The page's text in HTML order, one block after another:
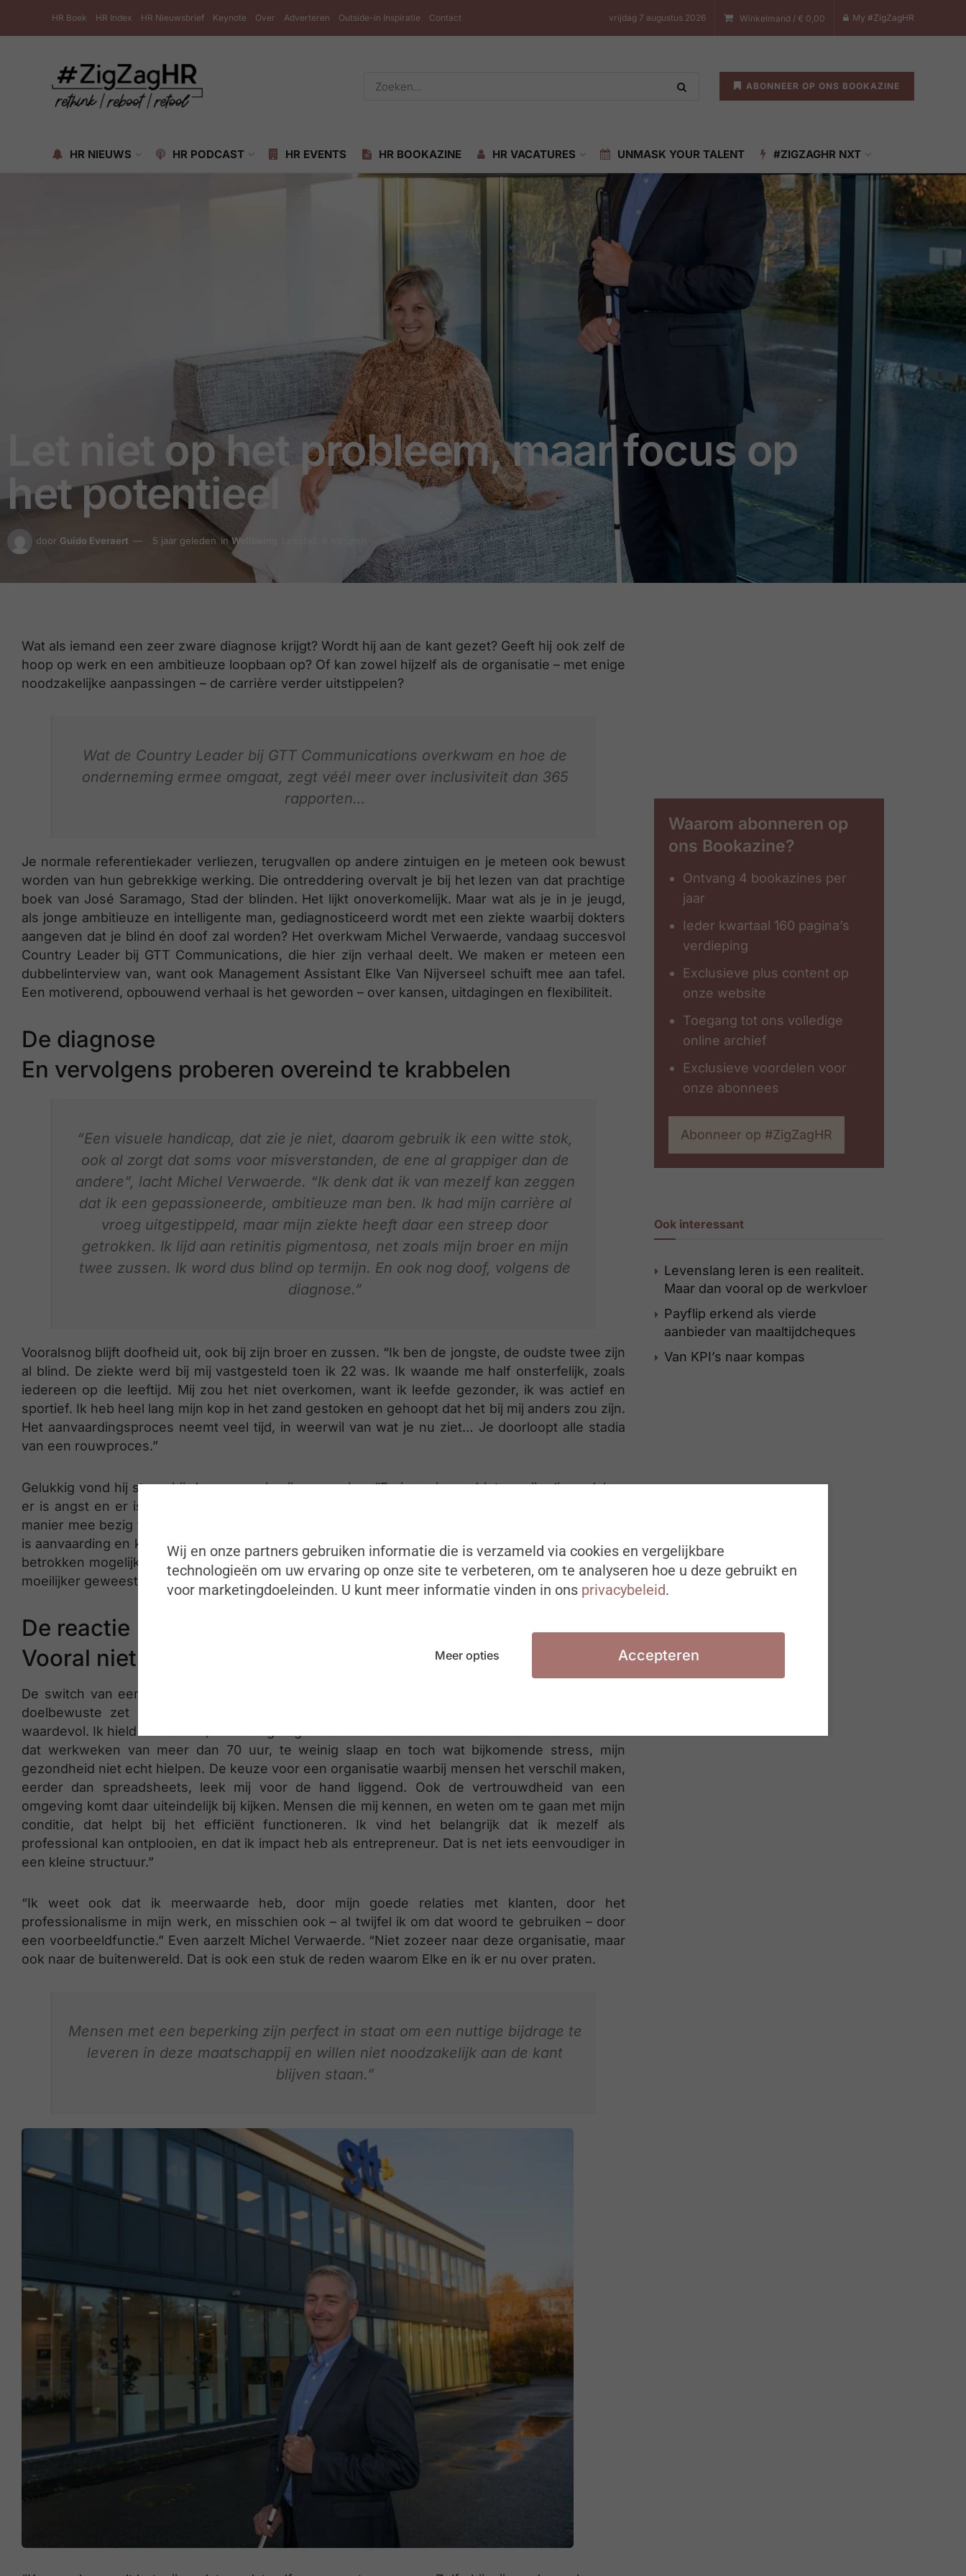
HR Boek HR Index HR Nieuwsbrief Keynote Over Adverteren Outside-in Inspiratie Contact vrijdag 7 augustus 2026 Winkelmand / € 0,00 My #ZigZagHR
ABONNEER OP ONS BOOKAZINE
HR NIEUWS HR PODCAST HR EVENTS HR BOOKAZINE HR VACATURES UNMASK YOUR TALENT #ZIGZAGHR NXT
Let niet op het probleem, maar focus op
het potentieel
door Guido Everaert 5 jaar geleden in Wellbeing
Wat als iemand een zeer zware diagnose krijgt? Wordt hij aan de kant gezet? Geeft hij ook zelf de
hoop op werk en een ambitieuze loopbaan op? Of kan zowel hijzelf als de organisatie – met enige
noodzakelijke aanpassingen – de carrière verder uitstippelen?
Wat de Country Leader bij GTT Communications overkwam en hoe de
onderneming ermee omgaat, zegt véél meer over inclusiviteit dan 365
rapporten…
Je normale referentiekader verliezen, terugvallen op andere zintuigen en je meteen ook bewust
worden van hun gebrekkige werking. Die ontreddering overvalt je bij het lezen van dat prachtige
boek van José Saramago, Stad der blinden. Het lijkt onoverkomelijk. Maar wat als je in je jeugd,
als jonge ambitieuze en intelligente man, gediagnosticeerd wordt met een ziekte waarbij dokters
aangeven dat je blind én doof zal worden? Het overkwam Michel Verwaerde, vandaag succesvol
Country Leader bij GTT Communications, die hier zijn verhaal deelt. We maken er meteen een
dubbelinterview van, want ook Management Assistant Elke Van Nijverseel schuift mee aan tafel.
Een motiverend, opbouwend verhaal is het geworden – over kansen, uitdagingen en flexibiliteit.
De diagnose
En vervolgens proberen overeind te krabbelen
“Een visuele handicap, dat zie je niet, daarom gebruik ik een witte stok,
ook al zorgt dat soms voor misverstanden, de ene al grappiger dan de
andere”, lacht Michel Verwaerde. “Ik denk dat ik van mezelf kan zeggen
dat ik een gepassioneerde, ambitieuze man ben. Ik had mijn carrière al
vroeg uitgestippeld, maar mijn ziekte heeft daar een streep door
getrokken. Ik lijd aan retinitis pigmentosa, net zoals mijn broer en mijn
twee zussen. Ik word dus blind op termijn. En ook nog doof, volgens de
diagnose.”
Vooralsnog blijft doofheid uit, ook bij zijn broer en zussen. “Ik ben de jongste, de oudste twee zijn
al blind. De ziekte werd bij mij vastgesteld toen ik 22 was. Ik waande me half onsterfelijk, zoals
iedereen op die leeftijd. Mij zou het niet overkomen, want ik leefde gezonder, ik was actief en
sportief. Ik heb heel lang mijn kop in het zand gestoken en gehoopt dat het bij mij anders zou zijn.
Het aanvaardingsproces neemt veel tijd, in weerwil van wat je nu ziet… Je doorloopt alle stadia
van een rouwproces.”
Gelukkig vond hij steun bij de mensen in zijn omgeving. “En ja, er is verdriet, er zijn diepe dalen,
er is angst en er is ook een soort boosheid. Maar het ligt niet in mijn aard om daar lang op die
manier mee bezig te zijn. De meest constructieve houding – en dat geldt voor alles in het leven –
is aanvaarding en kijken hoe je zoiets kan inpassen in je leven, om toch nog zo actief mogelijk, zo
betrokken mogelijk verder te gaan. Maar zonder mijn echtgenote en de mensen rond mij zou dat
moeilijker geweest zijn.”
De reactie
Vooral niet aan de kant gaan staan
De switch van een internationale carrière bij Deutsche Telekom naar een lokale entiteit is een
doelbewuste zet geweest in zijn loopbaan. “Voor mij was die internationale dimensie zeer
waardevol. Ik hield van reizen, ik kwam graag in contact met andere culturen. Maar ik besefte ook
dat werkweken van meer dan 70 uur, te weinig slaap en toch wat bijkomende stress, mijn
gezondheid niet echt hielpen. De keuze voor een organisatie waarbij mensen het verschil maken,
eerder dan spreadsheets, leek mij voor de hand liggend. Ook de vertrouwdheid van een
omgeving komt daar uiteindelijk bij kijken. Mensen die mij kennen, en weten om te gaan met mijn
conditie, dat helpt bij het efficiënt functioneren. Ik vind het belangrijk dat ik mezelf als
professional kan ontplooien, en dat ik impact heb als entrepreneur. Dat is net iets eenvoudiger in
een kleine structuur.”
“Ik weet ook dat ik meerwaarde heb, door mijn goede relaties met klanten, door het
professionalisme in mijn werk, en misschien ook – al twijfel ik om dat woord te gebruiken – door
een voorbeeldfunctie.” Even aarzelt Michel Verwaerde. “Niet zozeer naar deze organisatie, maar
ook naar de buitenwereld. Dat is ook een stuk de reden waarom Elke en ik er nu over praten.
Mensen met een beperking zijn perfect in staat om een nuttige bijdrage te
leveren in deze maatschappij en willen niet noodzakelijk aan de kant
blijven staan.”
Waarom abonneren op
ons Bookazine?
Ontvang 4 bookazines per
jaar
Ieder kwartaal 160 pagina’s
verdieping
Exclusieve plus content op
onze website
Toegang tot ons volledige
online archief
Exclusieve voordelen voor
onze abonnees
Abonneer op #ZigZagHR
Ook interessant
Levenslang leren is een realiteit.
Maar dan vooral op de werkvloer
Payflip erkend als vierde
aanbieder van maaltijdcheques
Van KPI’s naar kompas
Wij en onze partners gebruiken informatie die is verzameld via cookies en vergelijkbare
technologieën om uw ervaring op onze site te verbeteren, om te analyseren hoe u deze gebruikt en
voor marketingdoeleinden. U kunt meer informatie vinden in ons privacybeleid.
Meer opties Accepteren